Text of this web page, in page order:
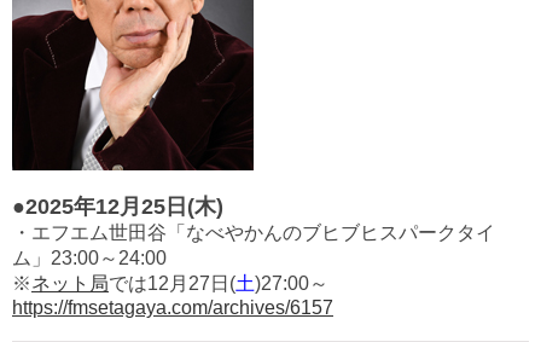
●2025年12月25日(木)
・エフエム世田谷「なべやかんのブヒブヒスパークタイ
ム」23:00～24:00
※ネット局では12月27日(土)27:00～
https://fmsetagaya.com/archives/6157